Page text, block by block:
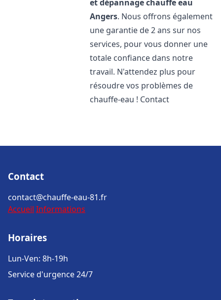
et dépannage chauffe eau
Angers. Nous offrons également
une garantie de 2 ans sur nos
services, pour vous donner une
totale confiance dans notre
travail. N'attendez plus pour
résoudre vos problèmes de
chauffe-eau ! Contact
Contact
contact@chauffe-eau-81.fr
Accueil Informations
Horaires
Lun-Ven: 8h-19h
Service d'urgence 24/7